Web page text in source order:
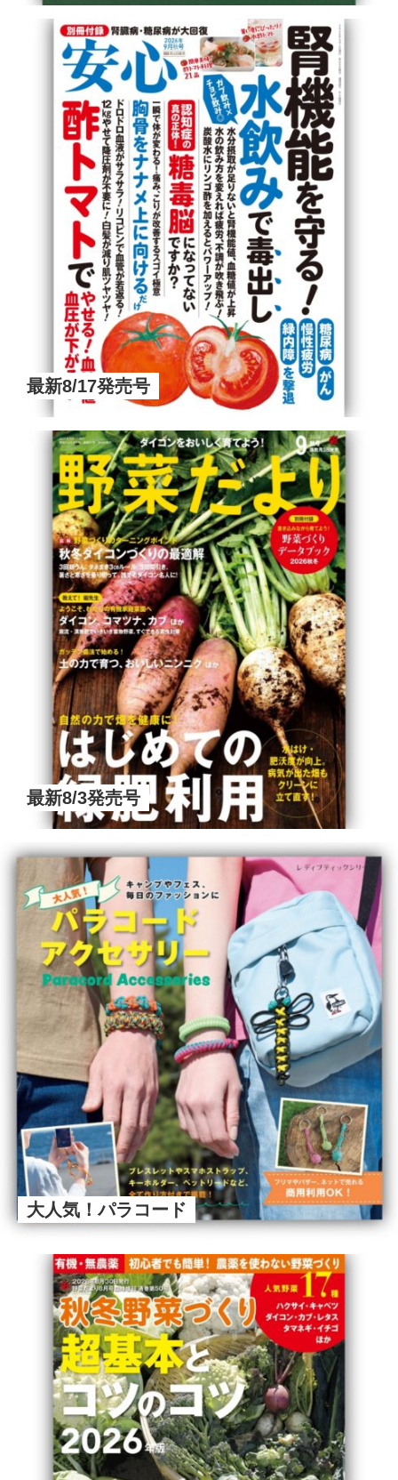
最新8/17発売号
最新8/3発売号
大人気！パラコード